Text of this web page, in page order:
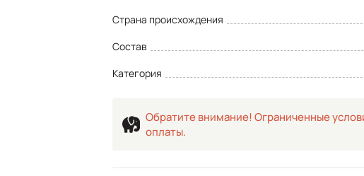
Страна происхождения
Состав
Категория
Обратите внимание! Ограниченные
оплаты.